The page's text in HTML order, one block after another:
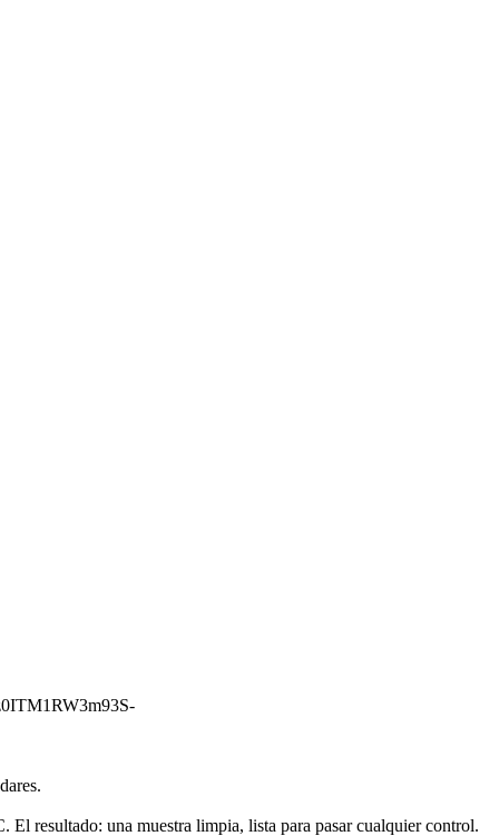
resultado: una muestra limpia, lista para pasar cualquier control.